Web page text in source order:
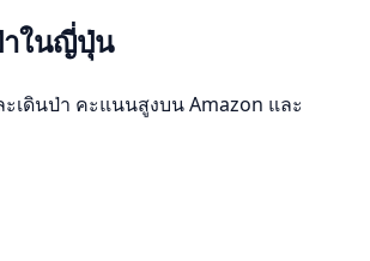
ในญี่ปุ่น
ดินป่า คะแนนสูงบน Amazon และ